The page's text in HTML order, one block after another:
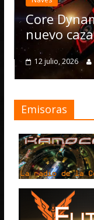
de la
Txus 0
Emisoras